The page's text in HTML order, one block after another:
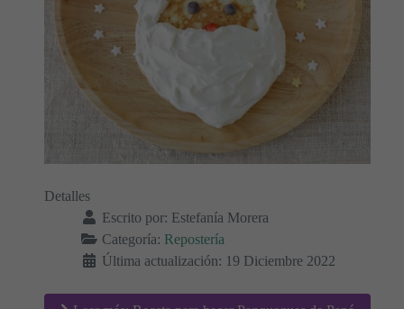
Detalles
Escrito por: Estefanía Morera
Categoría: Repostería
Última actualización: 19 Diciembre 2022